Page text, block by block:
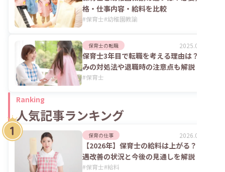
格・仕事内容・給料を比較
#保育士#幼稚園教諭
保育士の転職 2025.06.02
保育士3年目で転職を考える理由は？悩
みの対処法や退職時の注意点も解説
#保育士
Ranking
人気記事ランキング
保育の仕事 2026.08.06
【2026年】保育士の給料は上がる？処
遇改善の状況と今後の見通しを解説
#保育士#給料